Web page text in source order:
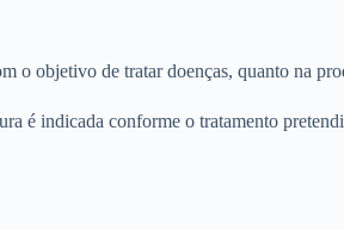
objetivo de tratar doenças, quanto na
é indicada conforme o tratamento